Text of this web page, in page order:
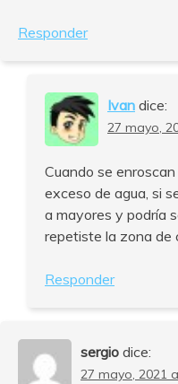
Responder
Ivan dice:
27 mayo,
Cuando se
exceso de agua, si
a mayores y podría
repetiste la zona de
Responder
sergio dice:
27 mayo, 2021